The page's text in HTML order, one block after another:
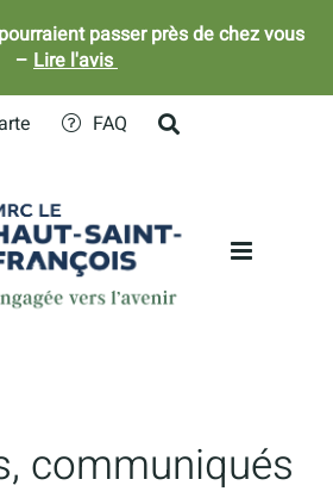
passer près de chez vous
– Lire l'avis
FAQ
communiqués